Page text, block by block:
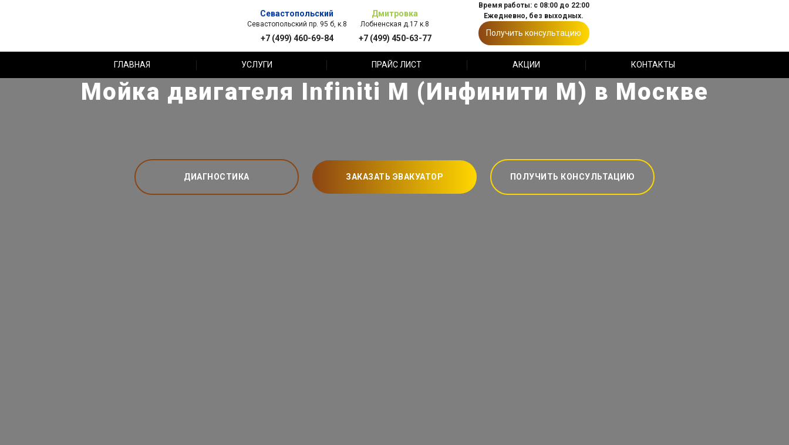
Севастопольский
Севастопольский пр. 95 б, к.8
+7 (499) 460-69-84
Дмитровка
Лобненская д.17 к.8
+7 (499) 450-63-77
Время работы: с 08:00 до 22:00
Ежедневно, без выходных.
Получить консультацию
ГЛАВНАЯ УСЛУГИ ПРАЙС ЛИСТ АКЦИИ КОНТАКТЫ
Мойка двигателя Infiniti M (Инфинити М) в Москве
ДИАГНОСТИКА ЗАКАЗАТЬ ЭВАКУАТОР ПОЛУЧИТЬ КОНСУЛЬТАЦИЮ